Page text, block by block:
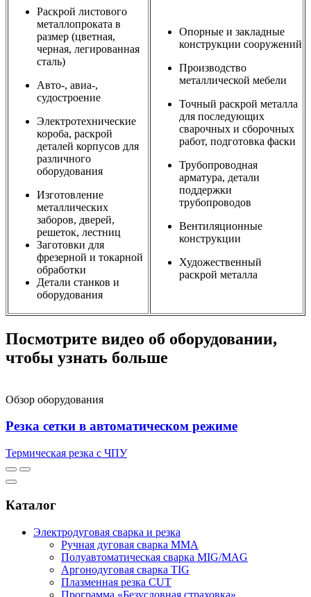
Раскрой листового
металлопроката в
размер (цветная,
черная, легированная
сталь)
Авто-, авиа-,
судостроение
Электротехнические
короба, раскрой
деталей корпусов для
различного
оборудования
Изготовление
металлических
заборов, дверей,
решеток, лестниц
Заготовки для
фрезерной и токарной
обработки
Детали станков и
оборудования
Опорные и закладные
конструкции сооружений
Производство
металлической мебели
Точный раскрой металла
для последующих
сварочных и сборочных
работ, подготовка фаски
Трубопроводная
арматура, детали
поддержки
трубопроводов
Вентиляционные
конструкции
Художественный
раскрой металла
Посмотрите видео об оборудовании,
чтобы узнать больше
Обзор оборудования
Резка сетки в автоматическом режиме
Термическая резка с ЧПУ
Каталог
Электродуговая сварка и резка
Ручная дуговая сварка MMA
Полуавтоматическая сварка MIG/MAG
Аргонодуговая сварка TIG
Плазменная резка CUT
Программа «Безусловная страховка»